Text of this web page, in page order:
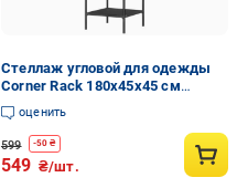
Стеллаж угловой для одежды
Corner Rack 180х45х45 см
Черный
оценить
599 -50 ₴
549 ₴/шт.